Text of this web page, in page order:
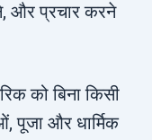
और प्रचार करने
को बिना किसी
पूजा और धार्मिक